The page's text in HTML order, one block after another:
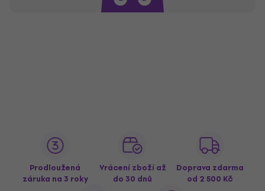
Prodloužená
záruka na 3 roky
Vrácení zboží až
do 30 dnů
Doprava zdarma
od 2 500 Kč